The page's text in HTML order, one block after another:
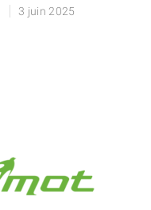
3 juin 2025